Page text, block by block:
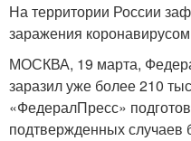
На территории России
заражения коронавирусом
МОСКВА, 19 марта,
заразил уже более 210
«ФедералПресс»
подтвержденных случаев